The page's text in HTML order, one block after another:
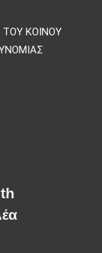
ΚΟΙΝΟΎ